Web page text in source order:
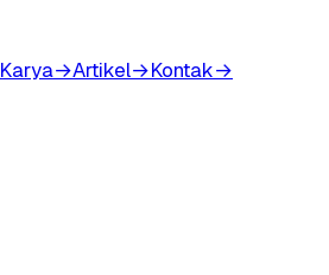
Karya→Artikel→Kontak→